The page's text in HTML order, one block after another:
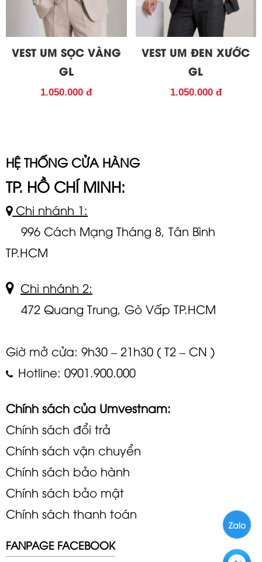
VEST UM SỌC VÀNG
GL
1.050.000 đ
VEST UM ĐEN XƯỚC
GL
1.050.000 đ
HỆ THỐNG CỬA HÀNG
TP. HỒ CHÍ MINH:
Chi nhánh 1:
996 Cách Mạng Tháng 8, Tân Bình
TP.HCM
Chi nhánh 2:
472 Quang Trung, Gò Vấp TP.HCM
Giờ mở cửa: 9h30 – 21h30 ( T2 – CN )
Hotline: 0901.900.000
Chính sách của Umvestnam:
Chính sách đổi trả
Chính sách vận chuyển
Chính sách bảo hành
Chính sách bảo mật
Chính sách thanh toán
FANPAGE FACEBOOK
Zalo